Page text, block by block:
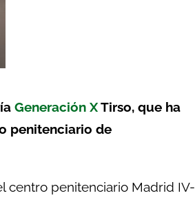
Generación XTirso, que ha
penitenciario de
centro penitenciario Madrid IV-